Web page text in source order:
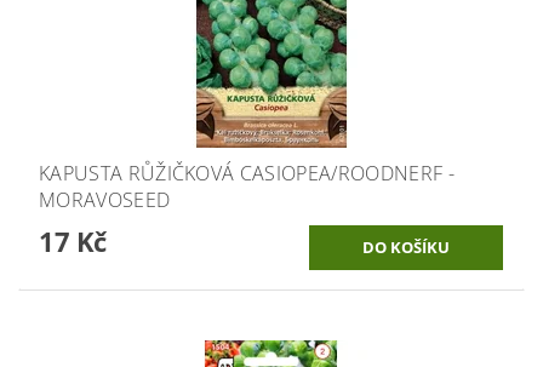
KAPUSTA RŮŽIČKOVÁ CASIOPEA/ROODNERF -
MORAVOSEED
17 Kč